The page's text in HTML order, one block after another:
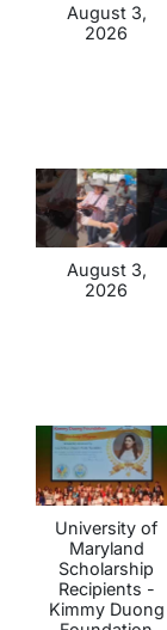
August 3,
2026
August 3,
2026
University of
Maryland
Scholarship
Recipients -
Kimmy Duong